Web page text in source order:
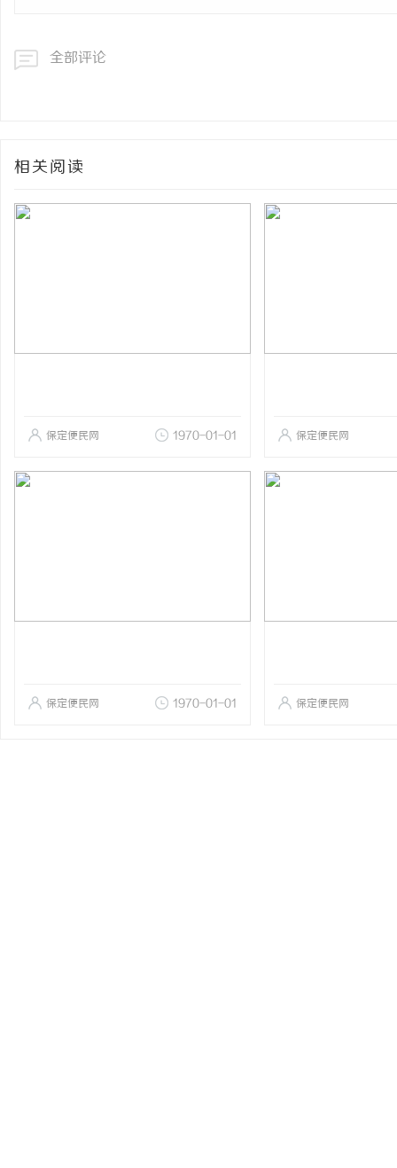
全部评论
相关阅读
保定便民网 1970-01-01 保定便民网
保定便民网 1970-01-01 保定便民网